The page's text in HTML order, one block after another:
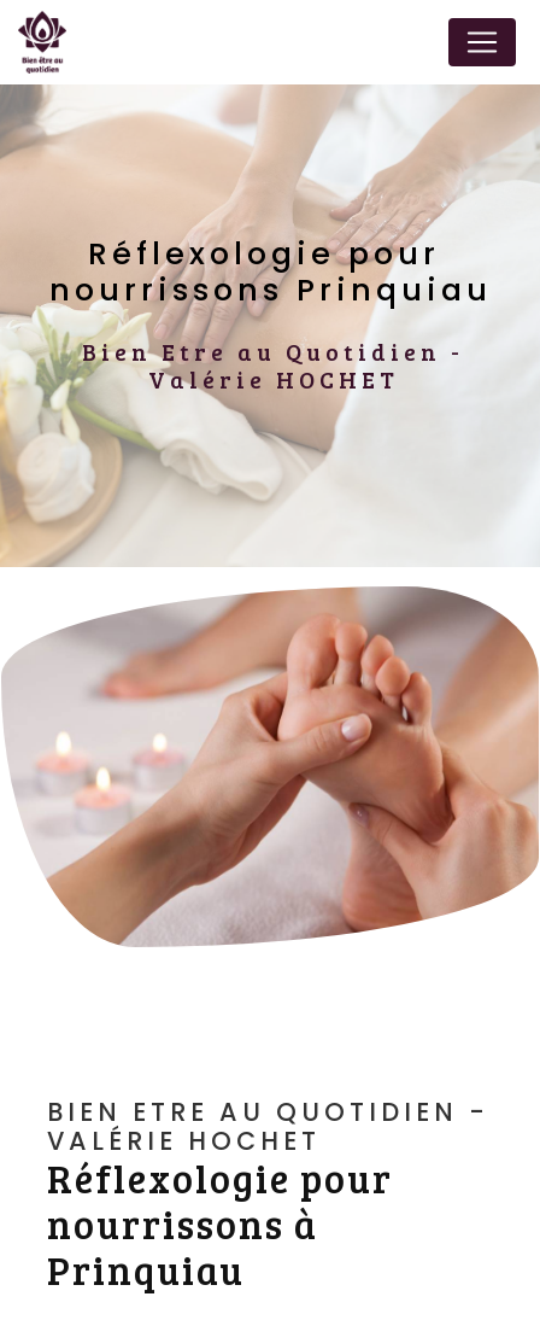
Réflexologie pour
nourrissons Prinquiau
Bien Etre au Quotidien -
Valérie HOCHET
BIEN ETRE AU QUOTIDIEN -
VALÉRIE HOCHET
Réflexologie pour
nourrissons à
Prinquiau
Panneau de gestion des cookies